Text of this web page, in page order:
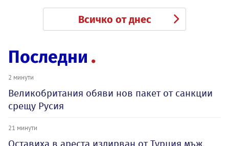
Всичко от днес
Последни
2 минути
Великобритания обяви нов пакет от санкции
срещу Русия
21 минути